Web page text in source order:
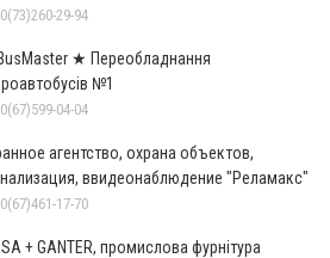
29-94
★ Переобладнання
№1
04-04
агентство, охрана объектов,
ввидеонаблюдение "Реламакс"
17-70
ELESA + GANTER, промислова фурнітура